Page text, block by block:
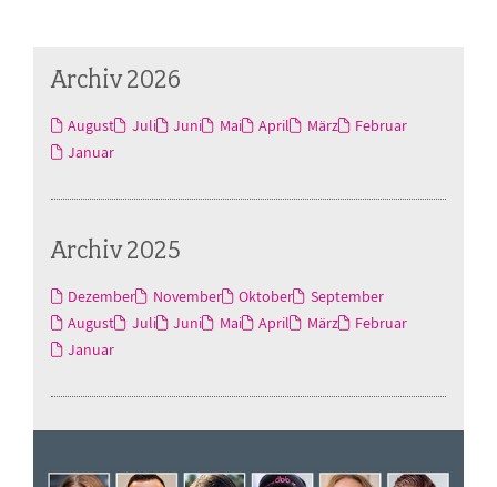
Archiv 2026
August Juli Juni Mai April März
Februar
Januar
Archiv 2025
Dezember November Oktober
September
August
Juli Juni Mai April März
Februar
Januar